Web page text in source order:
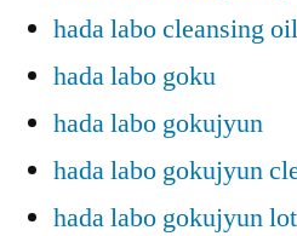
hada labo cleansing oil
hada labo goku
hada labo gokujyun
hada labo gokujyun
hada labo gokujyun